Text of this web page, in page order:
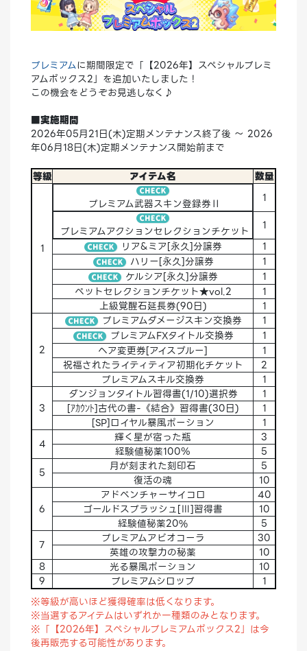
プレミアムに期間限定で「【2026年】スペシャルプレミ
アムボックス2」を追加いたしました！
この機会をどうぞお見逃しなく♪
■実施期間
2026年05月21日(木)定期メンテナンス終了後 ～ 2026
年06月18日(木)定期メンテナンス開始前まで
等級
アイテム名 数量
1
プレミアム武器スキン登録券Ⅱ 1
プレミアムアクションセレクションチケット
1
リア&ミア[永久]分譲券
1
ハリー[永久]分譲券
1
ケルシア[永久]分譲券
1
ペットセレクションチケット★vol.2
1
上級覚醒石延長券(90日)
1
2
プレミアムダメージスキン交換券
1
プレミアムFXタイトル交換券
1
ヘア変更券[アイスブルー]
1
祝福されたライティティア初期化チケット
2
プレミアムスキル交換券
1
3
ダンジョンタイトル習得書(1/10)選択券
1
[ｱｶｳﾝﾄ]古代の書-《結合》習得書(30日)
1
[SP]ロイヤル暴風ポーション
1
4
輝く星が宿った瓶
3
経験値秘薬100％
5
5
月が刻まれた刻印石
5
復活の魂
10
6
アドベンチャーサイコロ
40
ゴールドスプラッシュ[Ⅲ]習得書
10
経験値秘薬20%
5
7
プレミアムアビオコーラ
30
英雄の攻撃力の秘薬
10
8
光る暴風ポーション
10
9
プレミアムシロップ
1
※等級が高いほど獲得確率は低くなります。
※当選するアイテムはいずれか一種類のみとなります。
※「【2026年】スペシャルプレミアムボックス2」は今
後再販売する可能性があります。